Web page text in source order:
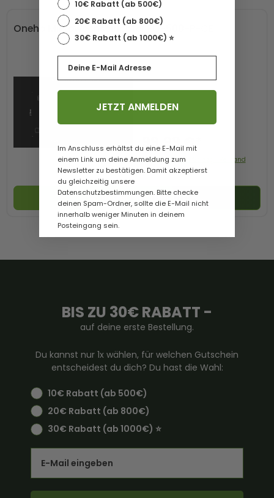
Oneho Mikrowechselrichter EQ-500-P-CE
99,99 €*
Preis mit 0% MwSt. zzgl. Versand
In den Warenkorb
BIS ZU 30€ RABATT -
auf deine erste Bestellung.
Du kannst nur 1x wählen, für welchen Gutschein
entscheidest du dich? Du hast die Wahl:
10€ Rabatt (ab 500€)
20€ Rabatt (ab 800€)
30€ Rabatt (ab 1000€) ⭐️
10€ Rabatt (ab 500€)
20€ Rabatt (ab 800€)
30€ Rabatt (ab 1000€) ⭐️
JETZT ANMELDEN
Im Anschluss erhältst du eine E-Mail mit
einem Link um deine Anmeldung zum
Newsletter zu bestätigen. Damit akzeptierst
du gleichzeitig unsere
Datenschutzbestimmungen. Bitte checke
deinen Spam-Ordner, sollte die E-Mail nicht
innerhalb weniger Minuten in deinem
Posteingang sein.